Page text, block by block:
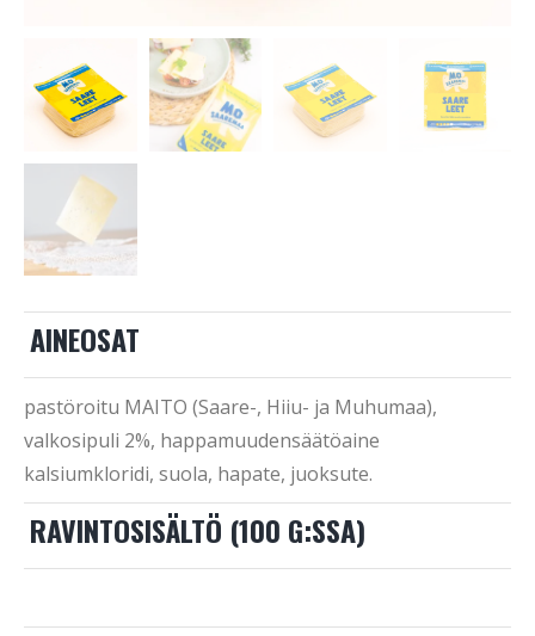
AINEOSAT
pastöroitu MAITO (Saare-, Hiiu- ja Muhumaa),
valkosipuli 2%, happamuudensäätöaine
kalsiumkloridi, suola, hapate, juoksute.
RAVINTOSISÄLTÖ (100 G:SSA)